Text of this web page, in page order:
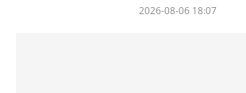
2026-08-06 18:07